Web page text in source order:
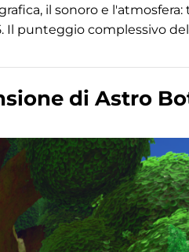
il sonoro e
punteggio complessivo
di Astro